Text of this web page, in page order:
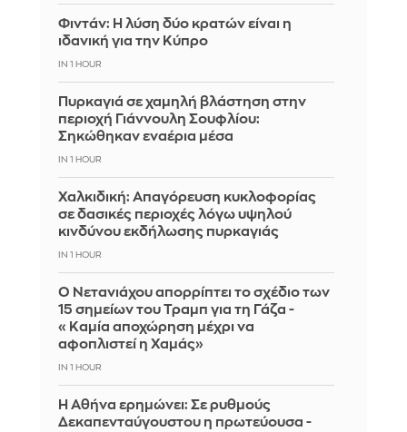
Φιντάν: Η λύση δύο κρατών είναι η
ιδανική για την Κύπρο
IN 1 HOUR
Πυρκαγιά σε χαμηλή βλάστηση στην
περιοχή Γιάννουλη Σουφλίου:
Σηκώθηκαν εναέρια μέσα
IN 1 HOUR
Χαλκιδική: Απαγόρευση κυκλοφορίας
σε δασικές περιοχές λόγω υψηλού
κινδύνου εκδήλωσης πυρκαγιάς
IN 1 HOUR
Ο Νετανιάχου απορρίπτει το σχέδιο των
15 σημείων του Τραμπ για τη Γάζα -
«Καμία αποχώρηση μέχρι να
αφοπλιστεί η Χαμάς»
IN 1 HOUR
Η Αθήνα ερημώνει: Σε ρυθμούς
Δεκαπενταύγουστου η πρωτεύουσα -